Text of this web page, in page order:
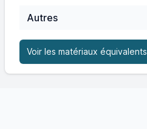
Autres
Voir les matériaux équivalents